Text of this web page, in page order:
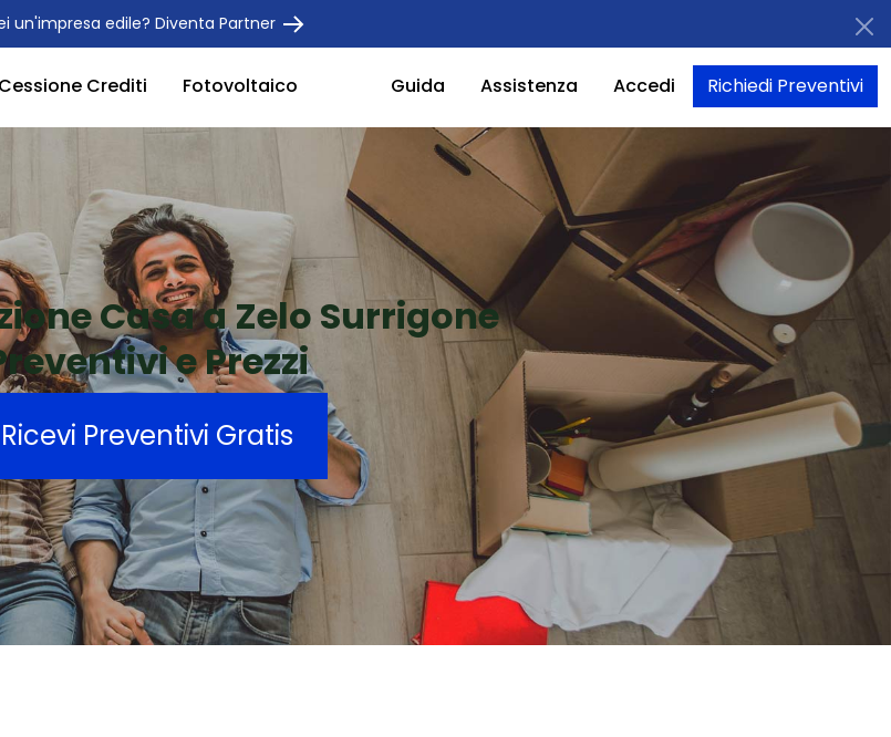
un'impresa edile? Diventa Partner
Cessione Crediti Fotovoltaico Guida Assistenza Accedi Richiedi Preventivi
Casa a Zelo Surrigone
e Prezzi
Ricevi Preventivi Gratis